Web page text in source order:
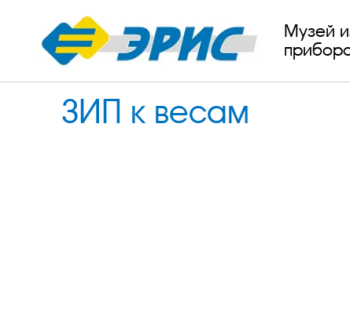
Музей
ЗИП к весам